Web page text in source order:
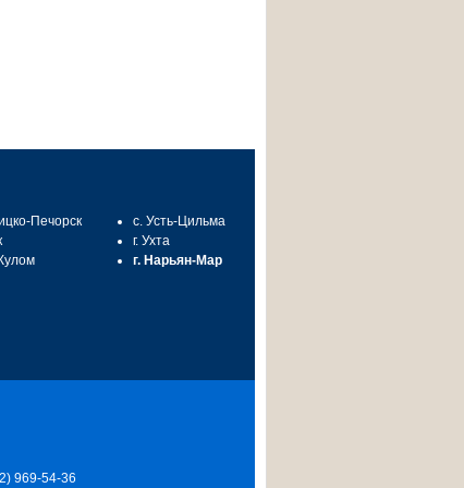
Печорск
с. Усть-Цильма
г. Ухта
г. Нарьян-Мар
969-54-36